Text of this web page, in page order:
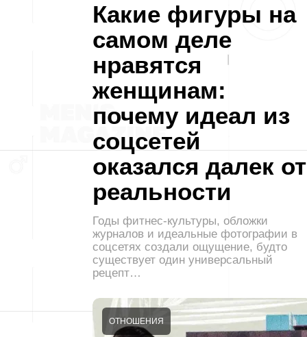
Какие фигуры на
самом деле
нравятся
женщинам:
почему идеал из
соцсетей
оказался далек от
реальности
Годы фитнес-культуры, обложки
журналов и идеальные фотографии в
соцсетях создали ощущение, будто
существует один универсальный
рецепт…
ОТНОШЕНИЯ